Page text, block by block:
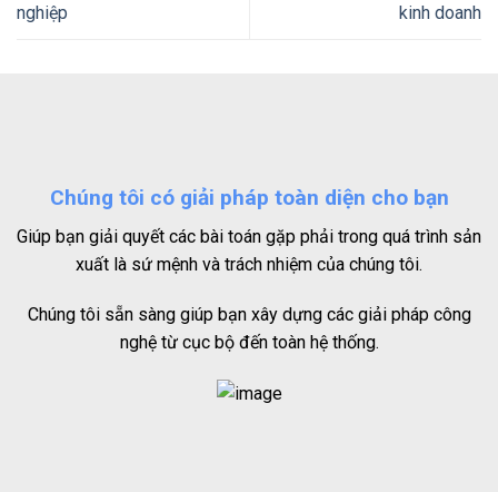
nghiệp
kinh doanh
Chúng tôi có giải pháp toàn diện cho bạn
Giúp bạn giải quyết các bài toán gặp phải trong quá trình sản
xuất là sứ mệnh và trách nhiệm của chúng tôi.
Chúng tôi sẵn sàng giúp bạn xây dựng các giải pháp công
nghệ từ cục bộ đến toàn hệ thống.